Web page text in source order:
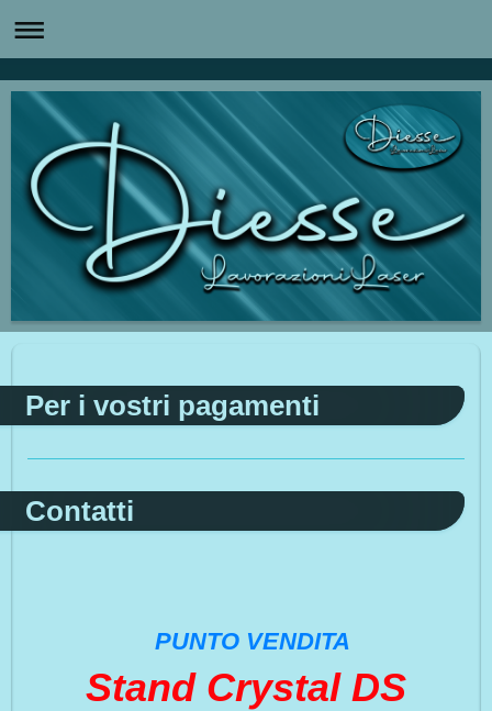
Per i vostri pagamenti
Contatti
PUNTO VENDITA
Stand Crystal DS